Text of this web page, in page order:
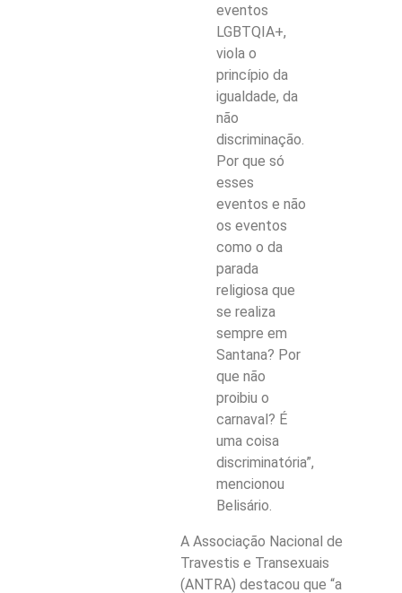
eventos
LGBTQIA+,
viola o
princípio da
igualdade, da
não
discriminação.
Por que só
esses
eventos e não
os eventos
como o da
parada
religiosa que
se realiza
sempre em
Santana? Por
que não
proibiu o
carnaval? É
uma coisa
discriminatória”,
mencionou
Belisário.
A Associação Nacional de
Travestis e Transexuais
(ANTRA) destacou que “a